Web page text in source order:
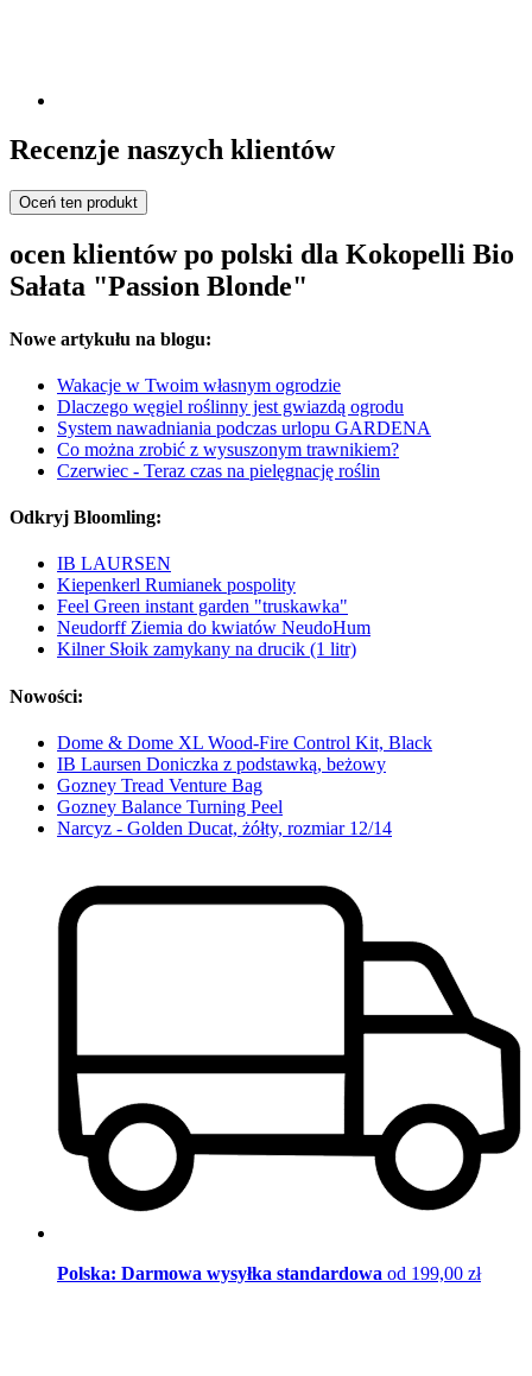
Recenzje naszych klientów
Oceń ten produkt
ocen klientów po polski dla Kokopelli Bio
Sałata "Passion Blonde"
Nowe artykułu na blogu:
Wakacje w Twoim własnym ogrodzie
Dlaczego węgiel roślinny jest gwiazdą ogrodu
System nawadniania podczas urlopu GARDENA
Co można zrobić z wysuszonym trawnikiem?
Czerwiec - Teraz czas na pielęgnację roślin
Odkryj Bloomling:
IB LAURSEN
Kiepenkerl Rumianek pospolity
Feel Green instant garden "truskawka"
Neudorff Ziemia do kwiatów NeudoHum
Kilner Słoik zamykany na drucik (1 litr)
Nowości:
Dome & Dome XL Wood-Fire Control Kit, Black
IB Laursen Doniczka z podstawką, beżowy
Gozney Tread Venture Bag
Gozney Balance Turning Peel
Narcyz - Golden Ducat, żółty, rozmiar 12/14
Polska: Darmowa wysyłka standardowa od 199,00 zł